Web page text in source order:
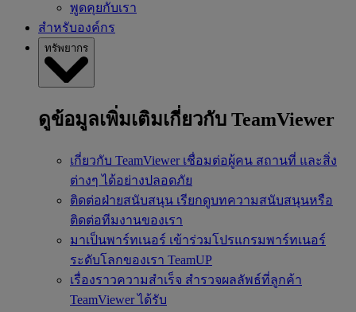
พูดคุยกับเรา
สำหรับองค์กร
ทรัพยากร
ดูข้อมูลเพิ่มเติมเกี่ยวกับ TeamViewer
เกี่ยวกับ TeamViewer เชื่อมต่อผู้คน สถานที่ และสิ่ง
ต่างๆ ได้อย่างปลอดภัย
ติดต่อฝ่ายสนับสนุน เรียกดูบทความสนับสนุนหรือ
ติดต่อทีมงานของเรา
มาเป็นพาร์ทเนอร์ เข้าร่วมโปรแกรมพาร์ทเนอร์
ระดับโลกของเรา TeamUP
เรื่องราวความสำเร็จ สำรวจผลลัพธ์ที่ลูกค้า
TeamViewer ได้รับ